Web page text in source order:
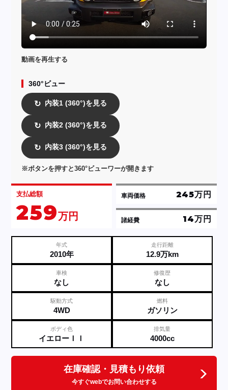
動画を再生する
360°ビュー
↻ 内装1 (360°)を見る
↻ 内装2 (360°)を見る
↻ 内装3 (360°)を見る
※ボタンを押すと360°ビューワーが開きます
支払総額
259万円 諸経費 14万円
車両価格 245万円
年式
2010年
走行距離
12.9万km
車検
なし
修復歴
なし
駆動方式
4WD
燃料
ガソリン
ボディ色
イエローＩＩ
排気量
4000cc
在庫確認・見積もり依頼
今すぐwebでお問い合わせする